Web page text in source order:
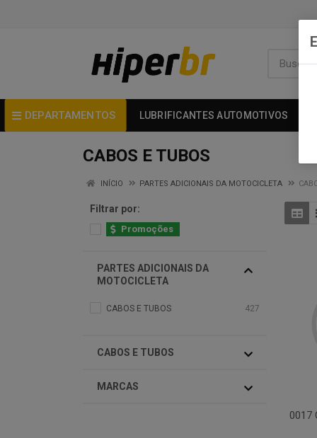
DEPARTAMENTOS LUBRIFICANTES AUTOMOTIVOS
CABOS E TUBOS
INÍCIO PARTES ADICIONAIS DA MOTOCICLETA
Filtrar por:
Promoções
PARTES ADICIONAIS DA
MOTOCICLETA
CABOS E TUBOS 427
CABOS E TUBOS
MARCAS
0017